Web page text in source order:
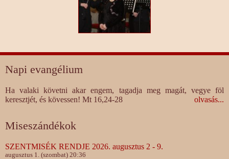
Napi evangélium
Ha valaki követni akar engem, tagadja meg magát, vegye föl
keresztjét, és kövessen! Mt 16,24-28
olvasás...
Miseszándékok
SZENTMISÉK RENDJE 2026. augusztus 2 - 9.
augusztus 1. (szombat) 20:36